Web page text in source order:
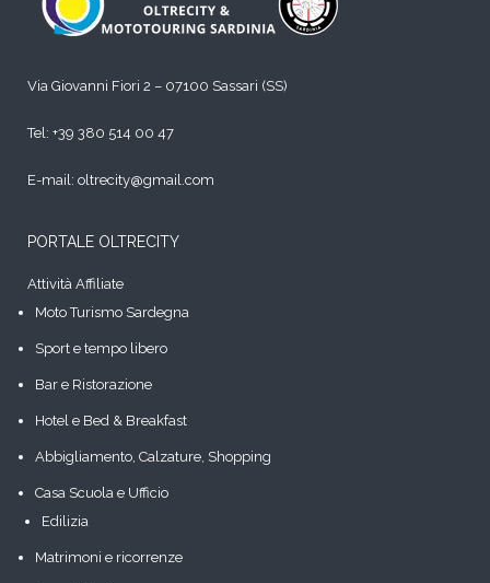
Via Giovanni Fiori 2 – 07100 Sassari (SS)
Tel: +39 380 514 00 47
E-mail: oltrecity@gmail.com
PORTALE OLTRECITY
Attività Affiliate
Moto Turismo Sardegna
Sport e tempo libero
Bar e Ristorazione
Hotel e Bed & Breakfast
Abbigliamento, Calzature, Shopping
Casa Scuola e Ufficio
Edilizia
Matrimoni e ricorrenze